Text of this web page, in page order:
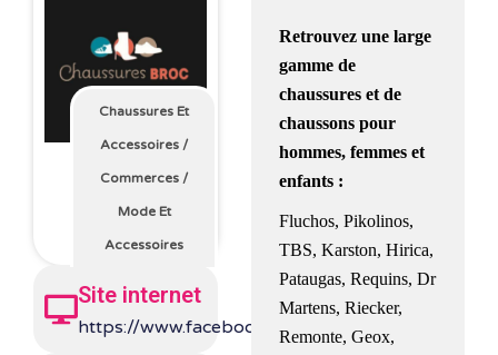
Chaussures Et
Accessoires /
Commerces /
Mode Et
Accessoires
Site internet
https://www.facebook.com/chaussuresbroc/
Retrouvez une large
gamme de
chaussures et de
chaussons pour
hommes, femmes et
enfants :
Fluchos, Pikolinos,
TBS, Karston, Hirica,
Pataugas, Requins, Dr
Martens, Riecker,
Remonte, Geox,